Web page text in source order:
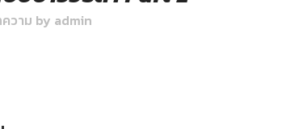
วาม by admin